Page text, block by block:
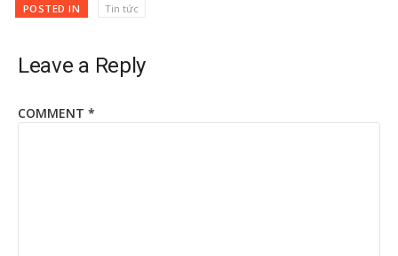
POSTED IN Tin tức
Leave a Reply
COMMENT *